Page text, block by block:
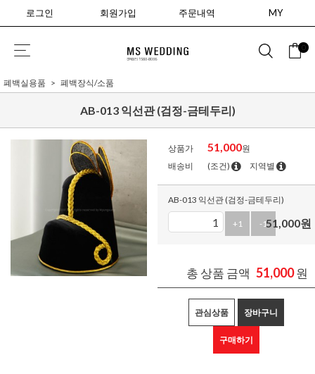
로그인 회원가입 주문내역 MY
0
폐백실용품 폐백장식/소품
AB-013 익선관 (검정-금테두리)
상품가 51,000원
배송비
(조건) 지역별
AB-013 익선관 (검정-금테두리)
+1 -151,000원
총 상품 금액 51,000원
관심상품 장바구니
구매하기